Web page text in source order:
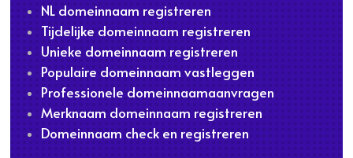
NL domeinnaam registreren
Tijdelijke domeinnaam registreren
Unieke domeinnaam registreren
Populaire domeinnaam vastleggen
Professionele domeinnaamaanvragen
Merknaam domeinnaam registreren
Domeinnaam check en registreren